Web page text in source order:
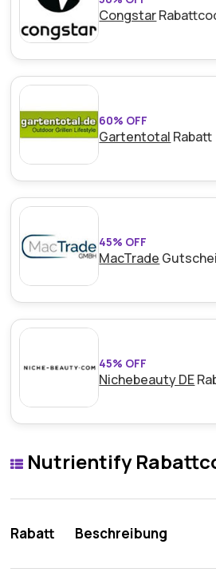
Congstar
60% OFF
Gartentotal Rabatt
45% OFF
MacTrade
45% OFF
Nichebeauty DE
Nutrientify
Rabatt Beschreibung